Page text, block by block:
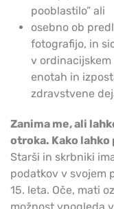
pooblastilo” ali
osebno ob
fotografijo, in
v
enotah in
zdravstvene
Zanima me, ali
otroka. Kako
Starši in skrbniki
podatkov v svojem
15. leta. Oče, mati